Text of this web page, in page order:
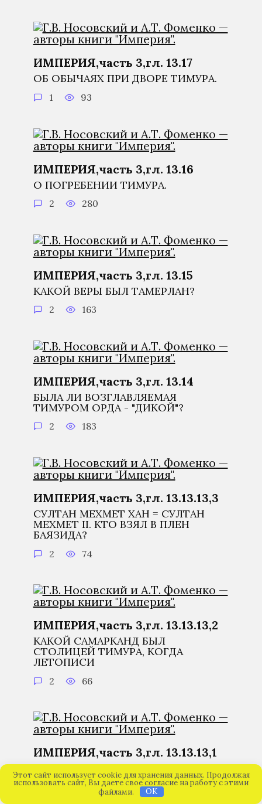
ИМПЕРИЯ,часть 3,гл. 13.17
ОБ ОБЫЧАЯХ ПРИ ДВОРЕ ТИМУРА.
1 93
ИМПЕРИЯ,часть 3,гл. 13.16
О ПОГРЕБЕНИИ ТИМУРА.
2 280
ИМПЕРИЯ,часть 3,гл. 13.15
КАКОЙ ВЕРЫ БЫЛ ТАМЕРЛАН?
2 163
ИМПЕРИЯ,часть 3,гл. 13.14
БЫЛА ЛИ ВОЗГЛАВЛЯЕМАЯ
ТИМУРОМ ОРДА - "ДИКОЙ"?
2 183
ИМПЕРИЯ,часть 3,гл. 13.13.13,3
СУЛТАН МЕХМЕТ ХАН = СУЛТАН
МЕХМЕТ II. КТО ВЗЯЛ В ПЛЕН
БАЯЗИДА?
2 74
ИМПЕРИЯ,часть 3,гл. 13.13.13,2
КАКОЙ САМАРКАНД БЫЛ
СТОЛИЦЕЙ ТИМУРА, КОГДА
ЛЕТОПИСИ
2 66
ИМПЕРИЯ,часть 3,гл. 13.13.13,1
МЕХМЕТ-МАГОМЕТ II
0 29
Этот сайт использует cookie для хранения данных. Продолжая
использовать сайт, Вы даете свое согласие на работу с этими
файлами.
OK